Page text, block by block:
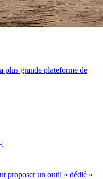
grande plateforme de
proposer un outil « dédié »